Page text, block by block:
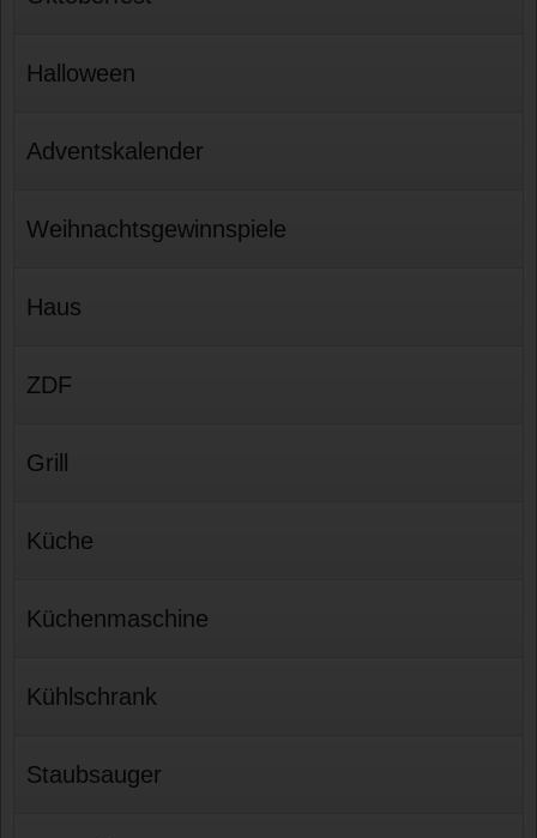
Halloween
Adventskalender
Weihnachtsgewinnspiele
Haus
ZDF
Grill
Küche
Küchenmaschine
Kühlschrank
Staubsauger